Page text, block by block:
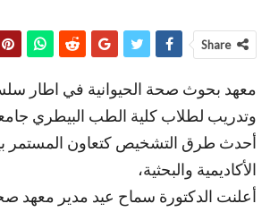
Share
معهد بحوث صحة الحيوانية في اطار
وتدريب لطلاب كلية الطب البيطري
أحدث طرق التشخيص كتعاون المستمر
الأكاديمية والبحثية،
أعلنت الدكتورة سماح عيد مدير معهد